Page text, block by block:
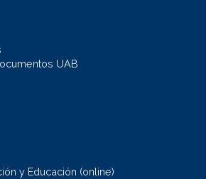
UAB
y Educación (online)